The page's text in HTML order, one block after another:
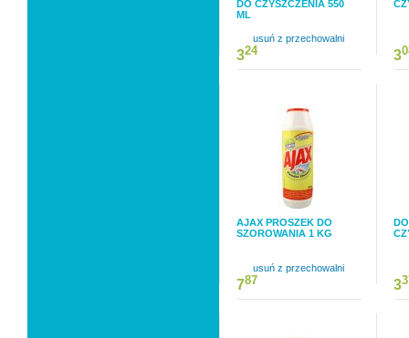
DO CZYSZCZENIA 550
ML
usuń z przechowalni
324 3
AJAX PROSZEK DO
SZOROWANIA 1 KG
usuń z przechowalni
787 3